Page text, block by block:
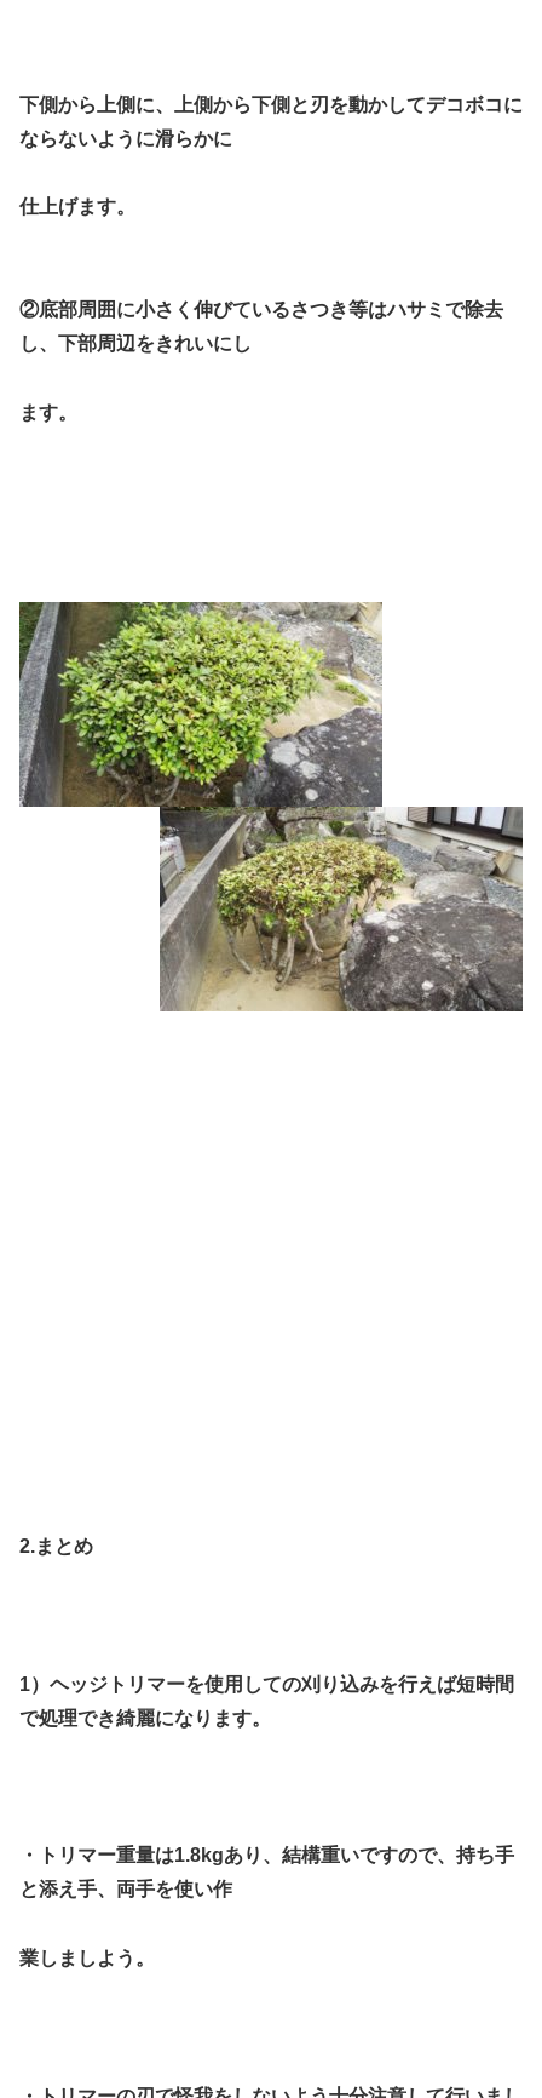
下側から上側に、上側から下側と刃を動かしてデコボコに
ならないように滑らかに
仕上げます。
②底部周囲に小さく伸びているさつき等はハサミで除去
し、下部周辺をきれいにし
ます。
2.まとめ
1） ヘッジトリマーを使用しての刈り込みを行えば短時間
で処理でき綺麗になります。
・トリマー重量は1.8kgあり、結構重いですので、持ち手
と添え手、両手を使い作
業しましよう。